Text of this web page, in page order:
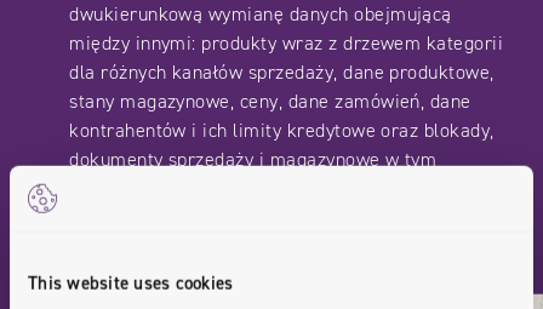
This website uses cookies
dwukierunkową wymianę danych obejmującą
między innymi: produkty wraz z drzewem kategorii
dla różnych kanałów sprzedaży, dane produktowe,
stany magazynowe, ceny, dane zamówień, dane
kontrahentów i ich limity kredytowe oraz blokady,
dokumenty sprzedaży i magazynowe w tym